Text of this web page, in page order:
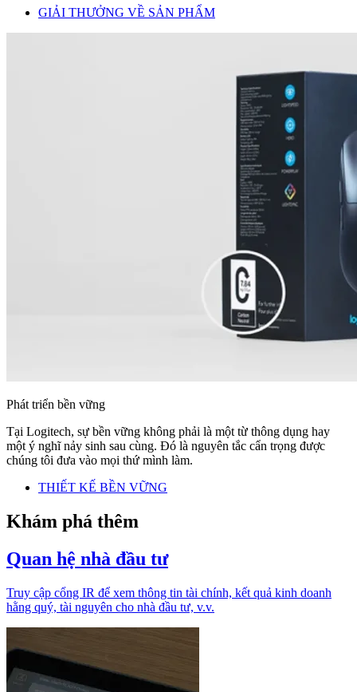
GIẢI THƯỞNG VỀ SẢN PHẨM
Phát triển bền vững
Tại Logitech, sự bền vững không phải là một từ thông dụng hay
một ý nghĩ nảy sinh sau cùng. Đó là nguyên tắc cẩn trọng được
chúng tôi đưa vào mọi thứ mình làm.
THIẾT KẾ BỀN VỮNG
Khám phá thêm
Quan hệ nhà đầu tư
Truy cập cổng IR để xem thông tin tài chính, kết quả kinh doanh
hằng quý, tài nguyên cho nhà đầu tư, v.v.